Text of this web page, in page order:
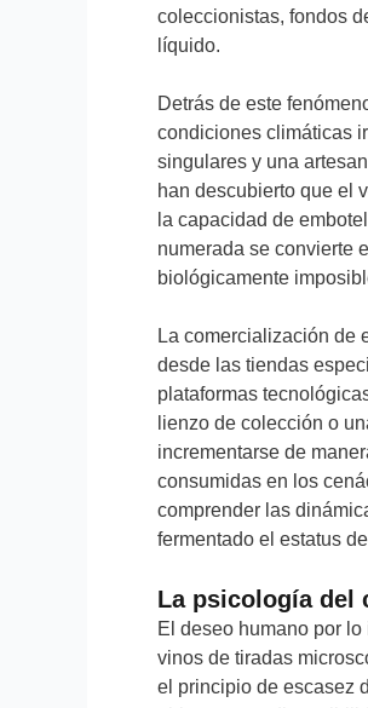
coleccionistas, fondos
líquido.
Detrás de este
condiciones climáticas
singulares y una
han descubierto que el
la capacidad de
numerada se convierte
biológicamente
La comercialización de
desde las tiendas
plataformas
lienzo de colección o
incrementarse de
consumidas en los
comprender las
fermentado el estatus
La psicología del
El deseo humano por
vinos de tiradas
el principio de escasez